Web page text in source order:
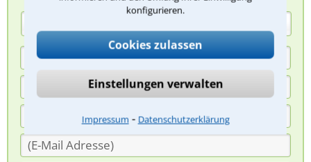
konfigurieren.
Cookies zulassen
Einstellungen verwalten
Impressum ⁃ Datenschutzerklärung